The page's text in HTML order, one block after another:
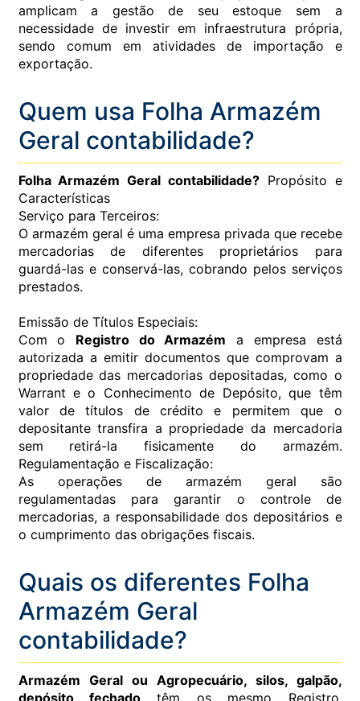
amplicam a gestão de seu estoque sem a
necessidade de investir em infraestrutura própria,
sendo comum em atividades de importação e
exportação.
Quem usa Folha Armazém
Geral contabilidade?
Folha Armazém Geral contabilidade?Propósito e
Características
Serviço para Terceiros:
O armazém geral é uma empresa privada que recebe
mercadorias de diferentes proprietários para
guardá-las e conservá-las, cobrando pelos serviços
prestados.
Emissão de Títulos Especiais:
Com o Registro do Armazém a empresa está
autorizada a emitir documentos que comprovam a
propriedade das mercadorias depositadas, como o
Warrant e o Conhecimento de Depósito, que têm
valor de títulos de crédito e permitem que o
depositante transfira a propriedade da mercadoria
sem retirá-la fisicamente do armazém.
Regulamentação e Fiscalização:
As operações de armazém geral são
regulamentadas para garantir o controle de
mercadorias, a responsabilidade dos depositários e
o cumprimento das obrigações fiscais.
Quais os diferentes Folha
Armazém Geral
contabilidade?
Armazém Geral ou Agropecuário, silos, galpão,
depósito fechadotêm os mesmo Registro,